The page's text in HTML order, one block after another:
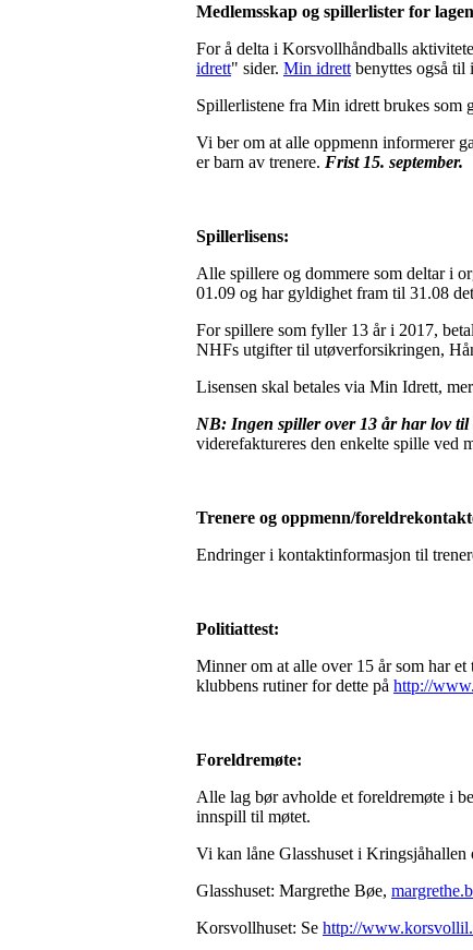
Medlemsskap og spillerlister for
For å delta i Korsvollhåndballs
idrett" sider. Min idrett benyttes også til
Spillerlistene fra Min idrett brukes som
Vi ber om at alle oppmenn informerer
er barn av trenere. Frist 15. september.
Spillerlisens:
Alle spillere og dommere som deltar i
01.09 og har gyldighet fram til 31.08
For spillere som fyller 13 år i 2017,
NHFs utgifter til utøverforsikringen,
Lisensen skal betales via Min Idrett,
NB: Ingen spiller over 13 år har lov til
viderefaktureres den enkelte spille ved
Trenere og oppmenn/
Endringer i kontaktinformasjon til
Politiattest:
Minner om at alle over 15 år som har
klubbens rutiner for dette på http://
Foreldremøte:
Alle lag bør avholde et foreldremøte i
innspill til møtet.
Vi kan låne Glasshuset i
Glasshuset: Margrethe Bøe,
Korsvollhuset: Se http://